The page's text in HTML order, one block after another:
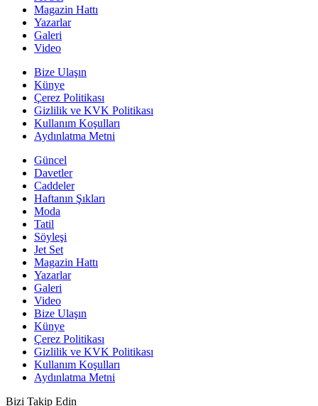
Magazin Hattı
Yazarlar
Galeri
Video
Bize Ulaşın
Künye
Çerez Politikası
Gizlilik ve KVK Politikası
Kullanım Koşulları
Aydınlatma Metni
Güncel
Davetler
Caddeler
Haftanın Şıkları
Moda
Tatil
Söyleşi
Jet Set
Magazin Hattı
Yazarlar
Galeri
Video
Bize Ulaşın
Künye
Çerez Politikası
Gizlilik ve KVK Politikası
Kullanım Koşulları
Aydınlatma Metni
Bizi Takip Edin